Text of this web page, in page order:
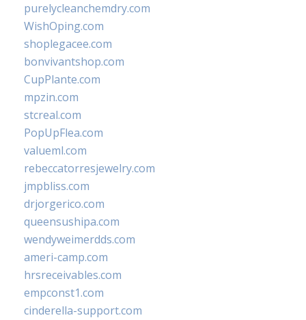
purelycleanchemdry.com
WishOping.com
shoplegacee.com
bonvivantshop.com
CupPlante.com
mpzin.com
stcreal.com
PopUpFlea.com
valueml.com
rebeccatorresjewelry.com
jmpbliss.com
drjorgerico.com
queensushipa.com
wendyweimerdds.com
ameri-camp.com
hrsreceivables.com
empconst1.com
cinderella-support.com